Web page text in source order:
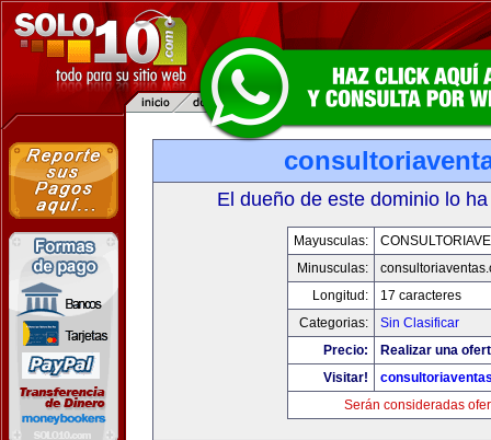
El dueño de este dominio lo
Mayusculas:
Minusculas:
Longitud:
17 caracteres
Categorias:
Sin Clasificar
Precio:
Realizar una
Visitar!
Serán consideradas